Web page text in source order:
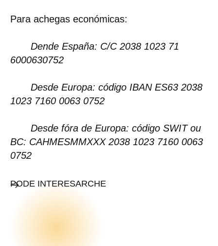
Para achegas económicas:
Dende España: C/C 2038 1023 71
6000630752
Desde Europa: código IBAN ES63 2038
1023 7160 0063 0752
Desde fóra de Europa: código SWIT ou
BC: CAHMESMMXXX 2038 1023 7160 0063
0752
PODE INTERESARCHE